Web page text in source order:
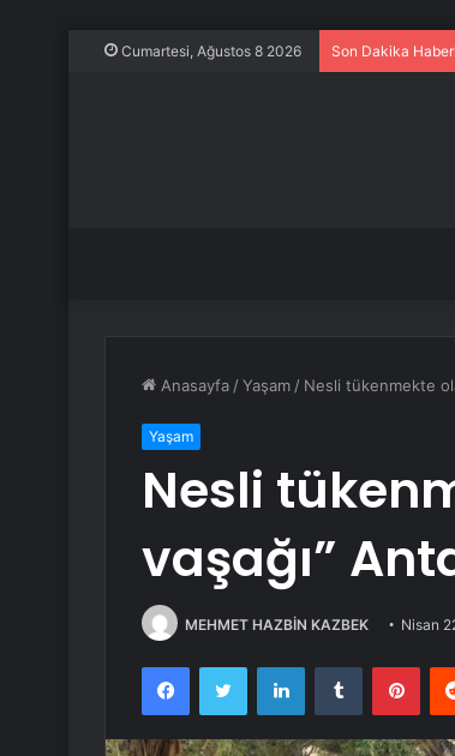
Cumartesi, Ağustos 8 2026 Son Dakika
Anasayfa /Yaşam / Nesli tükenmekte
Yaşam
Nesli
vaşağı”
MEHMET HAZBİN KAZBEK Nisan
FacebookTwitter LinkedInTumblr